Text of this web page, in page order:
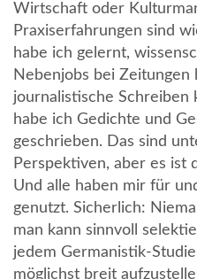
Wirtschaft oder
Praxiserfahrungen sind
habe ich gelernt,
Nebenjobs bei Zeitungen
journalistische
habe ich Gedichte und
geschrieben. Das sind
Perspektiven, aber es ist
Und alle haben mir für
genutzt. Sicherlich:
man kann sinnvoll
jedem Germanistik-
möglichst breit